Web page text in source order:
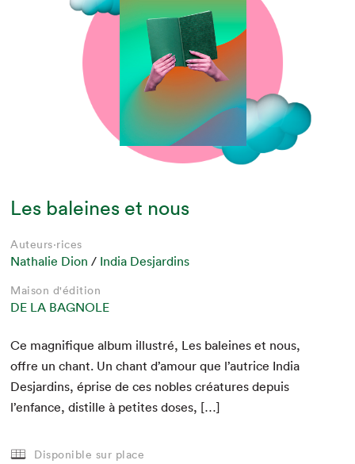
Les baleines et nous
Auteurs·rices
Nathalie Dion / India Desjardins
Maison d'édition
DE LA BAGNOLE
Ce mag­nifique album illus­tré, Les baleines et nous,
offre un chant. Un chant d’amour que l’autrice India
Des­jardins, éprise de ces nobles créa­tures depuis
l’enfance, dis­tille à petites doses, […]
Disponible sur place